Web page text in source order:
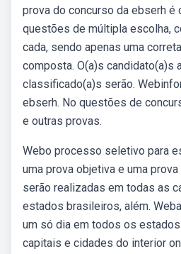
prova do concurso da ebserh é
questões de múltipla escolha,
cada, sendo apenas uma
composta. O(a)s candidato(a)s
classificado(a)s serão.
ebserh. No questões de
e outras provas.
Webo processo seletivo para
uma prova objetiva e uma
serão realizadas em todas as
estados brasileiros, além.
um só dia em todos os
capitais e cidades do interior